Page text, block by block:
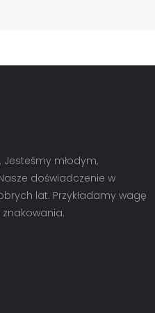
Jesteśmy młodym,
doświadczenie w
lat. Przykładamy wagę